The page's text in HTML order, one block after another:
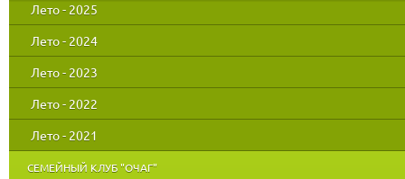
Лето - 2025
Лето - 2024
Лето - 2023
Лето - 2022
Лето - 2021
СЕМЕЙНЫЙ КЛУБ "ОЧАГ"